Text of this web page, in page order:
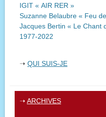
IGIT « AIR RER »
Suzanne Belaubre « Feu
Jacques Bertin « Le Chant
1977-2022
➝ QUI SUIS-JE
➝ ARCHIVES